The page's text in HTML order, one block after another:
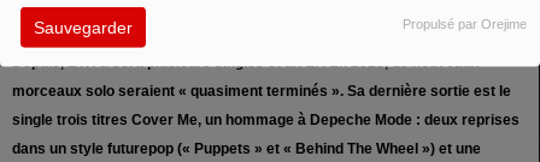
Sauvegarder Propulsé par Orejime
explore également des territoires plus intimistes et acoustiques,
démontrant ainsi la polyvalence d'ETH au-delà des pistes de danse.
Depuis, ETH a sorti plusieurs singles et un EP. En 2025, de nouveaux
morceaux solo seraient « quasiment terminés ». Sa dernière sortie est le
single trois titres Cover Me, un hommage à Depeche Mode : deux reprises
dans un style futurepop (« Puppets » et « Behind The Wheel ») et une